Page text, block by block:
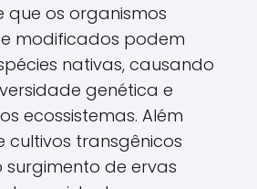
os organismos
modificados podem
nativas, causando
genética e
ecossistemas. Além
cultivos transgênicos
de ervas